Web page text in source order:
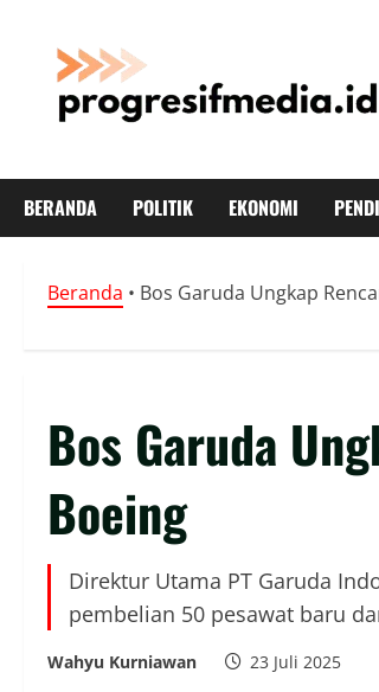
content
BERANDA POLITIK EKONOMI
Beranda • Bos Garuda Ungkap
Bos Garuda
Boeing
Direktur Utama PT Garuda
pembelian 50 pesawat baru
Wahyu Kurniawan 23 Juli 2025